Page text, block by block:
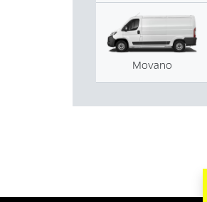
Movano